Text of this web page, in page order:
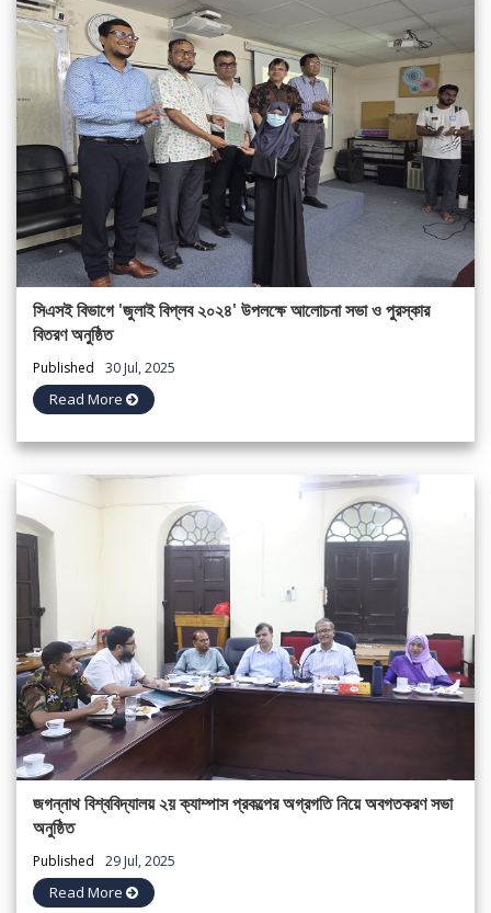
সিএসই বিভাগে 'জুলাই বিপ্লব ২০২৪' উপলক্ষে আলোচনা সভা ও পুরস্কার
বিতরণ অনুষ্ঠিত
Published 30 Jul, 2025
Read More
জগন্নাথ বিশ্ববিদ্যালয় ২য় ক্যাম্পাস প্রকল্পের অগ্রগতি নিয়ে অবগতকরণ সভা
অনুষ্ঠিত
Published 29 Jul, 2025
Read More